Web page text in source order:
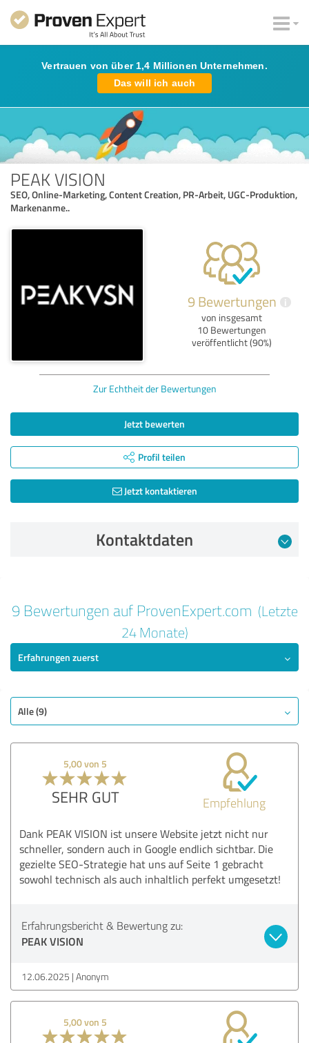
Vertrauen von über 1,4 Millionen Unternehmen.
Das will ich auch
PEAK VISION
SEO, Online-Marketing, Content Creation, PR-Arbeit, UGC-Produktion,
Markenanme..
9 Bewertungen i
von insgesamt
10 Bewertungen
veröffentlicht (90%)
Zur Echtheit der Bewertungen
Jetzt bewerten
Profil teilen
Jetzt kontaktieren
Kontaktdaten
SEHR GUT
Nutzen
Leistungen
Umsetzung
Beratung
Bewertung anzeigen
9 Bewertungen auf ProvenExpert.com (Letzte
24 Monate)
Erfahrungen zuerst
Alle (9)
5,00 von 5
SEHR GUT Empfehlung
Dank PEAK VISION ist unsere Website jetzt nicht nur
schneller, sondern auch in Google endlich sichtbar. Die
gezielte SEO-Strategie hat uns auf Seite 1 gebracht
sowohl technisch als auch inhaltlich perfekt umgesetzt!
Erfahrungsbericht & Bewertung zu:
PEAK VISION
12.06.2025 Anonym
5,00 von 5